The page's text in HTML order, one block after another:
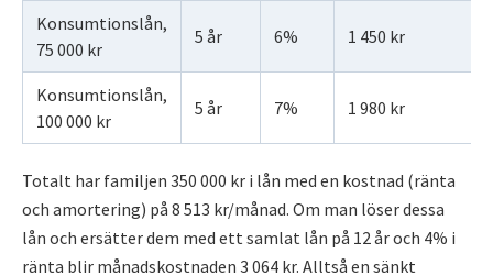
Konsumtionslån,
75 000 kr
5 år 6% 1 450 kr
Konsumtionslån,
100 000 kr
5 år 7% 1 980 kr
Totalt har familjen 350 000 kr i lån med en kostnad (ränta
och amortering) på 8 513 kr/månad. Om man löser dessa
lån och ersätter dem med ett samlat lån på 12 år och 4% i
ränta blir månadskostnaden 3 064 kr. Alltså en sänkt